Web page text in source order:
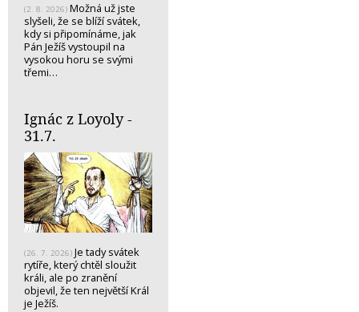
(2. 8. 2026) Možná už jste
slyšeli, že se blíží svátek,
kdy si připomínáme, jak
Pán Ježíš vystoupil na
vysokou horu se svými
třemi…
Ignác z Loyoly -
31.7.
(26. 7. 2026) Je tady svátek
rytíře, který chtěl sloužit
králi, ale po zranění
objevil, že ten největší Král
je Ježíš.